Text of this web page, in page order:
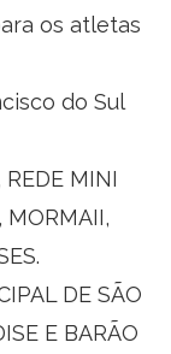
os atletas
do Sul
MINI
MORMAII,
DE SÃO
E BARÃO